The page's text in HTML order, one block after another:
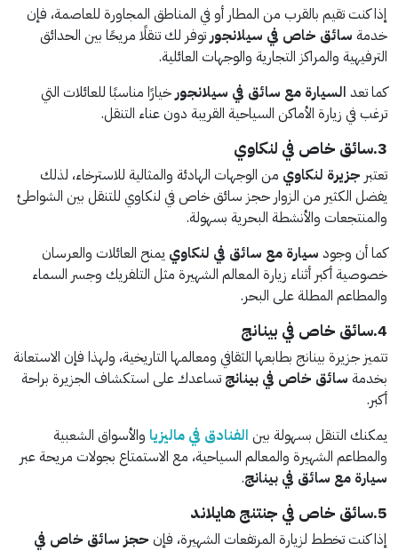
إذا كنت تقيم بالقرب من المطار أو في المناطق المجاورة للعاصمة، فإن
خدمة سائق خاص في سيلانجور توفر لك تنقلًا مريحًا بين الحدائق
الترفيهية والمراكز التجارية والوجهات العائلية.
كما تعد السيارة مع سائق في سيلانجور خيارًا مناسبًا للعائلات التي
ترغب في زيارة الأماكن السياحية القريبة دون عناء التنقل.
3.سائق خاص في لنكاوي
تعتبر جزيرة لنكاوي من الوجهات الهادئة والمثالية للاسترخاء، لذلك
يفضل الكثير من الزوار حجز سائق خاص في لنكاوي للتنقل بين الشواطئ
والمنتجعات والأنشطة البحرية بسهولة.
كما أن وجود سيارة مع سائق في لنكاوي يمنح العائلات والعرسان
خصوصية أكبر أثناء زيارة المعالم الشهيرة مثل التلفريك وجسر السماء
والمطاعم المطلة على البحر.
4.سائق خاص في بينانج
تتميز جزيرة بينانج بطابعها الثقافي ومعالمها التاريخية، ولهذا فإن الاستعانة
بخدمة سائق خاص في بينانج تساعدك على استكشاف الجزيرة براحة
أكبر.
يمكنك التنقل بسهولة بين الفنادق في ماليزيا والأسواق الشعبية
والمطاعم الشهيرة والمعالم السياحية، مع الاستمتاع بجولات مريحة عبر
سيارة مع سائق في بينانج.
5.سائق خاص في جنتنج هايلاند
إذا كنت تخطط لزيارة المرتفعات الشهيرة، فإن حجز سائق خاص في